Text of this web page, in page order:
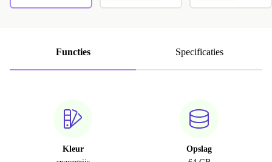
Functies Specificaties
Kleur
Opslag